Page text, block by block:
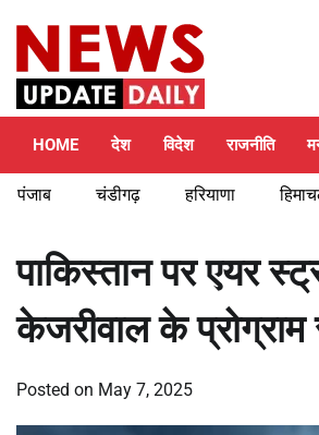
content
HOME देश विदेश राजनीति
पंजाब चंडीगढ़ हरियाणा
पाकिस्तान पर एयर
केजरीवाल के प्रोग्राम
Posted on May 7, 2025